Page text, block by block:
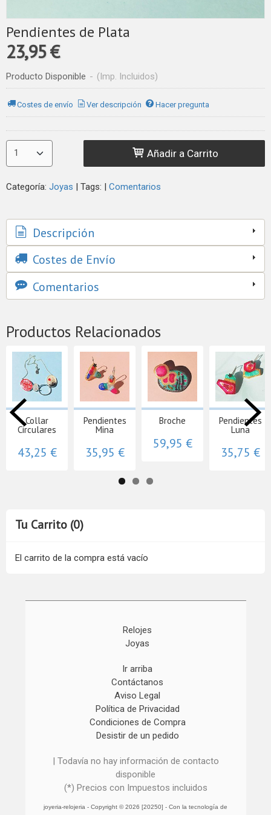
Tu Carrito (0)
El carrito de la compra está vacío
Pendientes de Plata
23,95 €
Producto Disponible - (Imp. Incluidos)
Costes de envío Ver descripción Hacer pregunta
Añadir a Carrito
Categoría: Joyas | Tags: | Comentarios
Descripción
Costes de Envío
Comentarios
Productos Relacionados
Collar
Circulares
43,25 €
Pendientes
Mina
35,95 €
Broche
59,95 €
Pendientes
Luna
35,75 €
Relojes
Joyas
Ir arriba
Contáctanos
Aviso Legal
Política de Privacidad
Condiciones de Compra
Desistir de un pedido
| Todavía no hay información de contacto
disponible
(*) Precios con Impuestos incluidos
joyeria-relojeria - Copyright © 2026 [20250] - Con la tecnología de